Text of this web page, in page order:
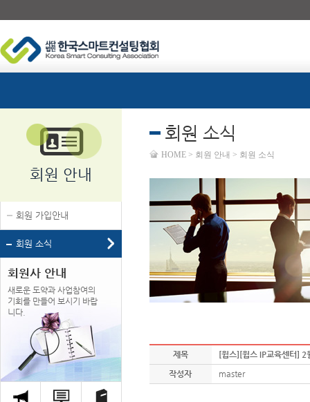
회원 안내
회원 가입안내
회원 소식
회원사 안내
새로운 도약과 사업참여의
기회를 만들어 보시기 바랍
니다.
회원 소식
HOME > 회원 안내 > 회원 소식
제목
[윕스][윕스 IP교육센터] 2
작성자
master